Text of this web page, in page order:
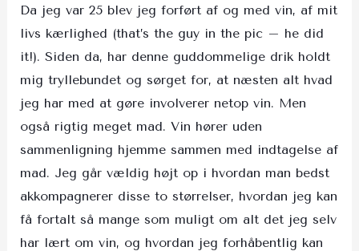
Da jeg var 25 blev jeg forført af og med vin, af mit
livs kærlighed (that’s the guy in the pic – he did
it!). Siden da, har denne guddommelige drik holdt
mig tryllebundet og sørget for, at næsten alt hvad
jeg har med at gøre involverer netop vin. Men
også rigtig meget mad. Vin hører uden
sammenligning hjemme sammen med indtagelse af
mad. Jeg går vældig højt op i hvordan man bedst
akkompagnerer disse to størrelser, hvordan jeg kan
få fortalt så mange som muligt om alt det jeg selv
har lært om vin, og hvordan jeg forhåbentlig kan